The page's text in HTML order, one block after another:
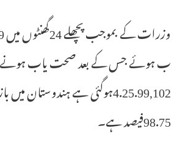
ب ہوئے جس کے بعد صحت یاب ہونے
4.25.99,102ہوگئی ہے ہندوستان
98.75فیصد ہے۔